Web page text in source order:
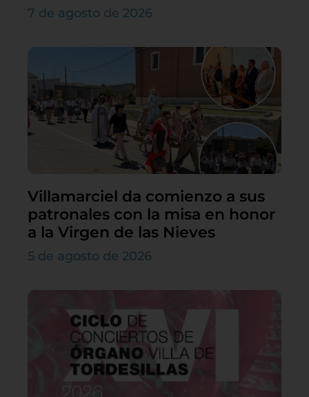
7 de agosto de 2026
Villamarciel da comienzo a sus
patronales con la misa en honor
a la Virgen de las Nieves
5 de agosto de 2026